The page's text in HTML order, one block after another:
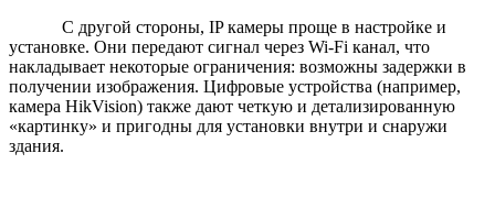
С другой стороны, IP камеры проще в настройке и
установке. Они передают сигнал через Wi-Fi канал, что
накладывает некоторые ограничения: возможны задержки в
получении изображения. Цифровые устройства (например,
камера HikVision) также дают четкую и детализированную
«картинку» и пригодны для установки внутри и снаружи
здания.